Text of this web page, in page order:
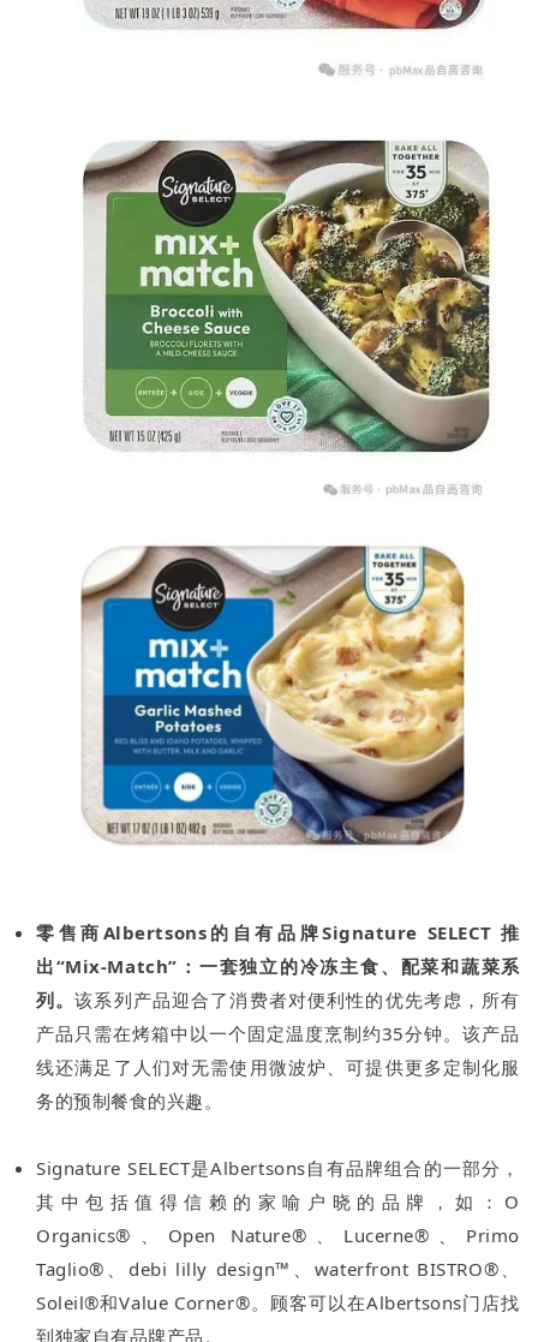
零售商Albertsons的自有品牌Signature SELECT 推
出“Mix-Match” ：一套独立的冷冻主食、配菜和蔬菜系
列。该系列产品迎合了消费者对便利性的优先考虑，所有
产品只需在烤箱中以一个固定温度烹制约35分钟。该产品
线还满足了人们对无需使用微波炉、可提供更多定制化服
务的预制餐食的兴趣。
Signature SELECT是Albertsons自有品牌组合的一部分，
其中包括值得信赖的家喻户晓的品牌，如：O
Organics®、Open Nature®、Lucerne®、Primo
Taglio®、debi lilly design™、waterfront BISTRO®、
Soleil®和Value Corner®。顾客可以在Albertsons门店找
到独家自有品牌产品。